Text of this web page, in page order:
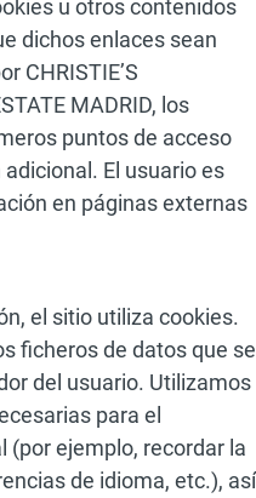
u otros contenidos
dichos enlaces sean
CHRISTIE’S
MADRID, los
puntos de acceso
El usuario es
en páginas externas
el sitio utiliza cookies.
ficheros de datos que se
del usuario. Utilizamos
para el
ejemplo, recordar la
de idioma, etc.), así